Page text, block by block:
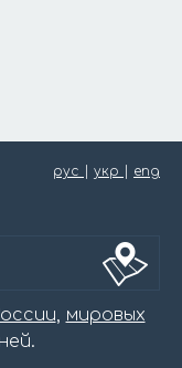
рус укр eng
, мировых